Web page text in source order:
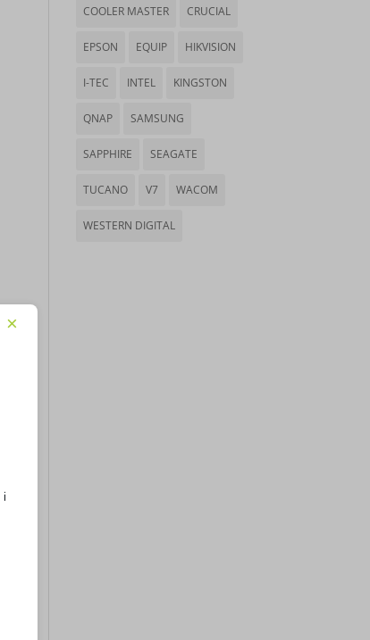
COOLER MASTER CRUCIAL
EPSON EQUIP HIKVISION
I-TEC INTEL KINGSTON
QNAP SAMSUNG
SAPPHIRE SEAGATE
TUCANO V7 WACOM
WESTERN DIGITAL
×